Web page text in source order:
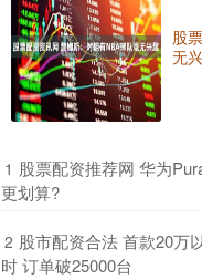
股
无
1 股票配资推荐网 华为
更划算?
2 股市配资合法 首款20万
时 订单破25000台